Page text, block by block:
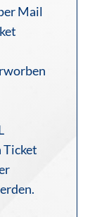
Mail
Ticket